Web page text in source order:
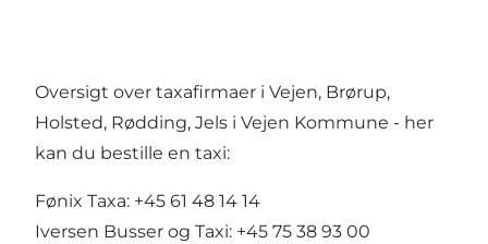
Oversigt over taxafirmaer i Vejen, Brørup,
Holsted, Rødding, Jels i Vejen Kommune - her
kan du bestille en taxi:
Fønix Taxa: +45 61 48 14 14
Iversen Busser og Taxi: +45 75 38 93 00